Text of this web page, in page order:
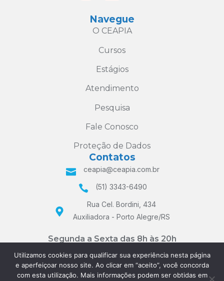
Navegue
O CEAPIA
Cursos
Estágios
Atendimento
Pesquisa
Fale Conosco
Proteção de Dados
Contatos
ceapia@ceapia.com.br
(51) 3343-6490
Rua Cel. Bordini, 434
Auxiliadora - Porto Alegre/RS
Segunda a Sexta das 8h às 20h
e Sábados das 8h às 12h
Utilizamos cookies para qualificar sua experiência nesta página
e aperfeiçoar nosso site. Ao clicar em “aceito”, você concorda
com esta utilização. Mais informações podem ser obtidas em